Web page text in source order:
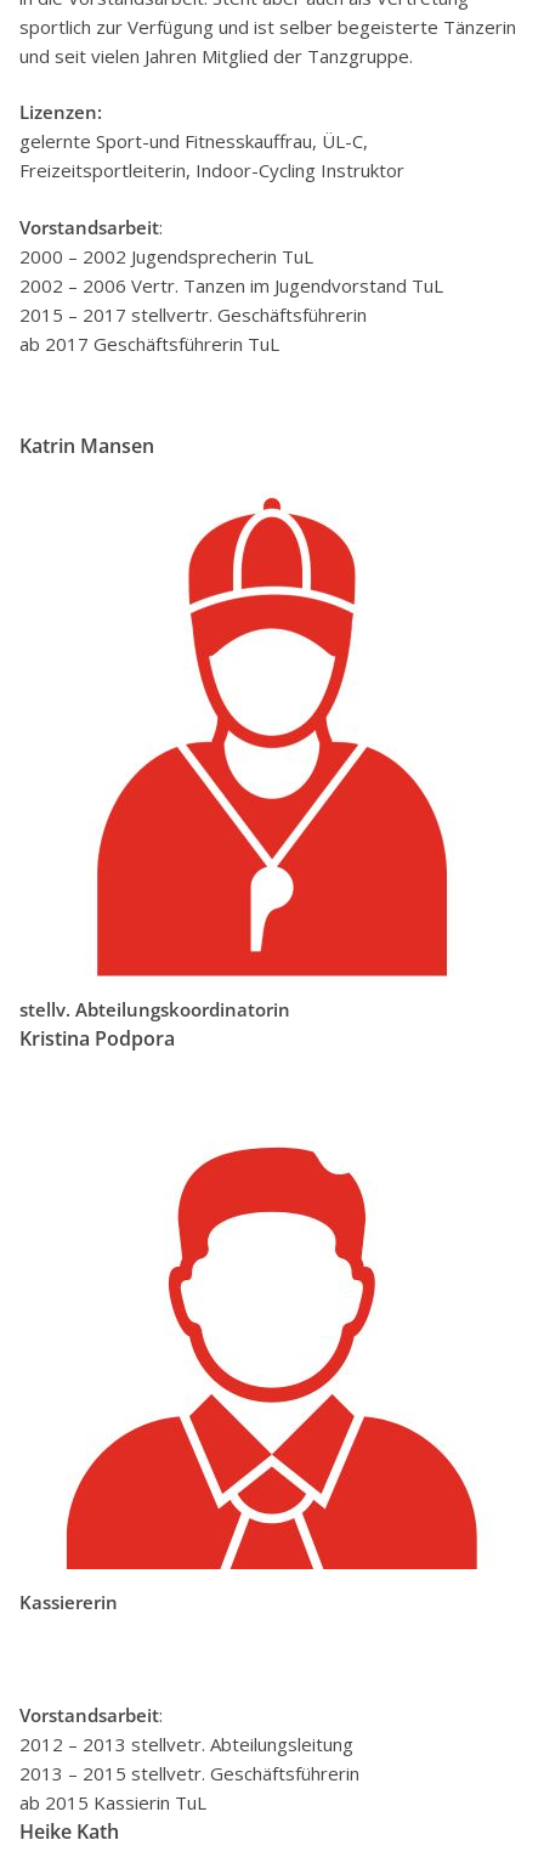
sportlich zur Verfügung und ist selber begeisterte Tänzerin
und seit vielen Jahren Mitglied der Tanzgruppe.
Lizenzen:
gelernte Sport-und Fitnesskauffrau, ÜL-C,
Freizeitsportleiterin, Indoor-Cycling Instruktor
Vorstandsarbeit:
2000 – 2002 Jugendsprecherin TuL
2002 – 2006 Vertr. Tanzen im Jugendvorstand TuL
2015 – 2017 stellvertr. Geschäftsführerin
ab 2017 Geschäftsführerin TuL
Katrin Mansen
stellv. Abteilungskoordinatorin
Kristina Podpora
Kassiererin
Vorstandsarbeit:
2012 – 2013 stellvetr. Abteilungsleitung
2013 – 2015 stellvetr. Geschäftsführerin
ab 2015 Kassierin TuL
Heike Kath